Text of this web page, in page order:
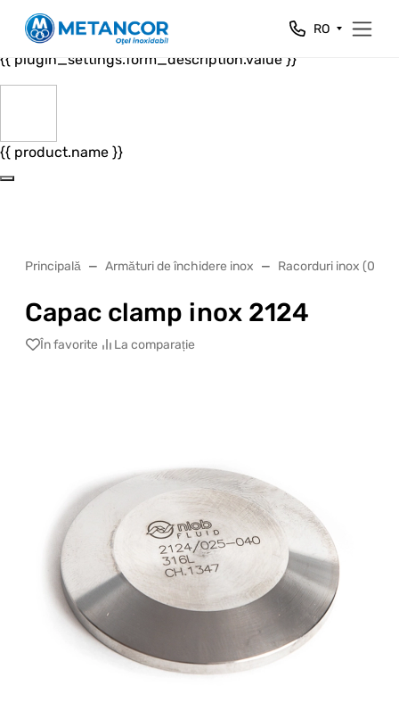
Close
{{ plugin_settings.form_header.value }}
{{ plugin_settings.form_description.value }}
{{ product.name }}
RO
Principală Armături de închidere inox Racorduri inox (02)
Capac clamp inox 2124
În favorite La comparație